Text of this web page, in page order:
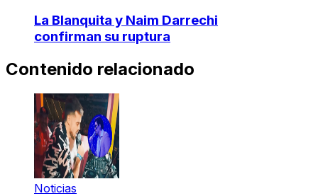
La Blanquita y Naim Darrechi
confirman su ruptura
Contenido relacionado
Noticias